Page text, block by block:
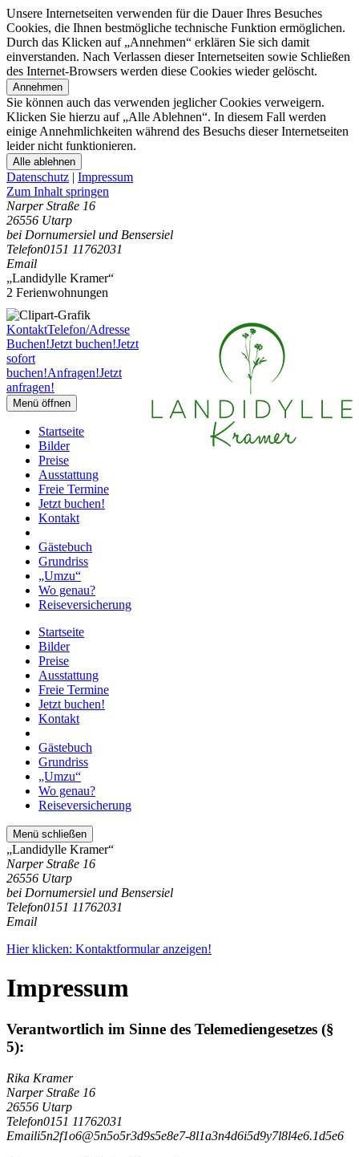
Unsere Internetseiten verwenden für die Dauer Ihres Besuches
Cookies, die Ihnen bestmögliche technische Funktion ermöglichen.
Durch das Klicken auf „Annehmen“ erklären Sie sich damit
einverstanden. Nach Verlassen dieser Internetseiten sowie Schließen
des Internet-Browsers werden diese Cookies wieder gelöscht.
Annehmen
Sie können auch das verwenden jeglicher Cookies verweigern.
Klicken Sie hierzu auf „Alle Ablehnen“. In diesem Fall werden
einige Annehmlichkeiten während des Besuchs dieser Internetseiten
leider nicht funktionieren.
Alle ablehnen
Datenschutz | Impressum
Zum Inhalt springen
Narper Straße 16
26556 Utarp
bei Dornumersiel und Bensersiel
Telefon0151 11762031
Email
„Landidylle Kramer“
2 Ferienwohnungen
KontaktTelefon/Adresse
Buchen!Jetzt buchen!Jetzt
sofort
buchen!Anfragen!Jetzt
anfragen!
Menü öffnen
Startseite
Bilder
Preise
Ausstattung
Freie Termine
Jetzt buchen!
Kontakt
Gästebuch
Grundriss
„Umzu“
Wo genau?
Reiseversicherung
Startseite
Bilder
Preise
Ausstattung
Freie Termine
Jetzt buchen!
Kontakt
Gästebuch
Grundriss
„Umzu“
Wo genau?
Reiseversicherung
Menü schließen
„Landidylle Kramer“
Narper Straße 16
26556 Utarp
bei Dornumersiel und Bensersiel
Telefon0151 11762031
Email
Hier klicken: Kontaktformular anzeigen!
Impressum
Verantwortlich im Sinne des Telemediengesetzes (§
5):
Rika Kramer
Narper Straße 16
26556 Utarp
Telefon0151 11762031
Emaili5n2f1o6@5n5o5r3d9s5e8e7-8l1a3n4d6i5d9y7l8l4e6.1d5e6